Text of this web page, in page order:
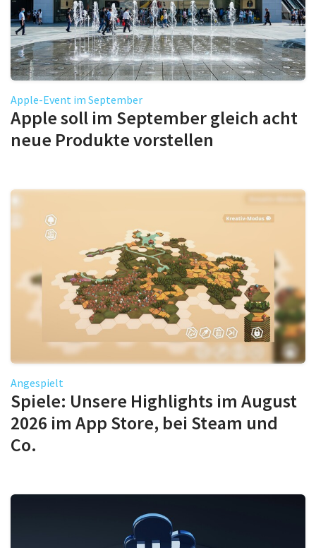
Apple-Event im September
Apple soll im September gleich acht
neue Produkte vorstellen
Angespielt
Spiele: Unsere Highlights im August
2026 im App Store, bei Steam und
Co.